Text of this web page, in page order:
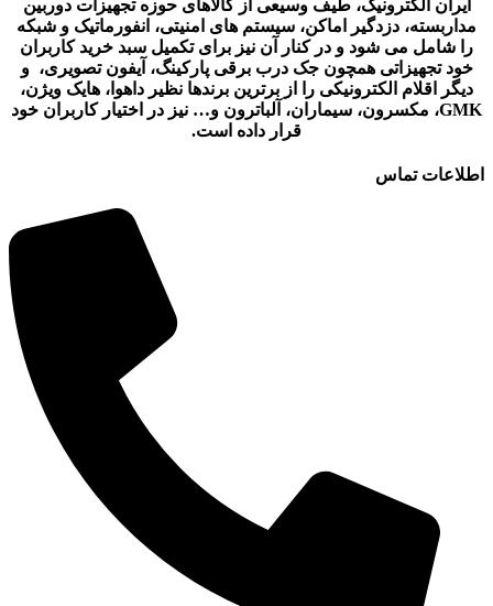
ایران الکترونیک، طیف وسیعی از کالاهای حوزه تجهیزات دوربین
مداربسته، دزدگیر اماکن، سیستم های امنیتی، انفورماتیک و شبکه
را شامل می شود و در کنار آن نیز برای تکمیل سبد خرید کاربران
خود تجهیزاتی همچون جک درب برقی پارکینگ، آیفون تصویری، و
دیگر اقلام الکترونیکی را از برترین برندها نظیر داهوا، هایک ویژن،
GMK، مکسرون، سیماران، آلباترون و… نیز در اختیار کاربران خود
قرار داده است.
اطلاعات تماس